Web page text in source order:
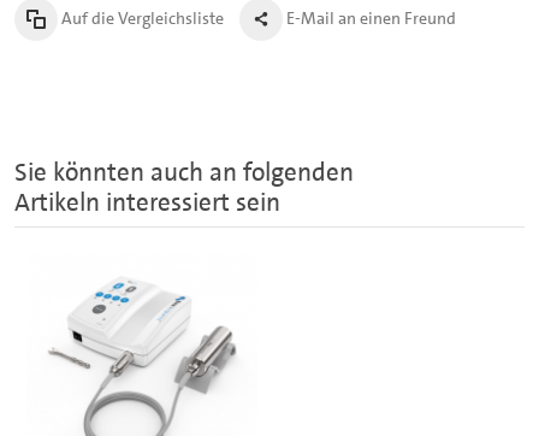
Auf die Vergleichsliste E-Mail an einen Freund
Sie könnten auch an folgenden
Artikeln interessiert sein